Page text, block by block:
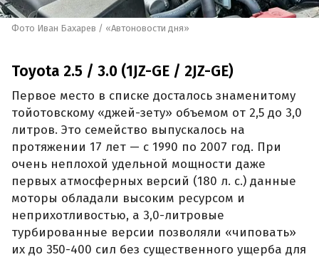
Фото Иван Бахарев / «Автоновости дня»
Toyota 2.5 / 3.0 (1JZ-GE / 2JZ-GE)
Первое место в списке досталось знаменитому
тойотовскому «джей-зету» объемом от 2,5 до 3,0
литров. Это семейство выпускалось на
протяжении 17 лет — с 1990 по 2007 год. При
очень неплохой удельной мощности даже
первых атмосферных версий (180 л. с.) данные
моторы обладали высоким ресурсом и
неприхотливостью, а 3,0-литровые
турбированные версии позволяли «чиповать»
их до 350-400 сил без существенного ущерба для